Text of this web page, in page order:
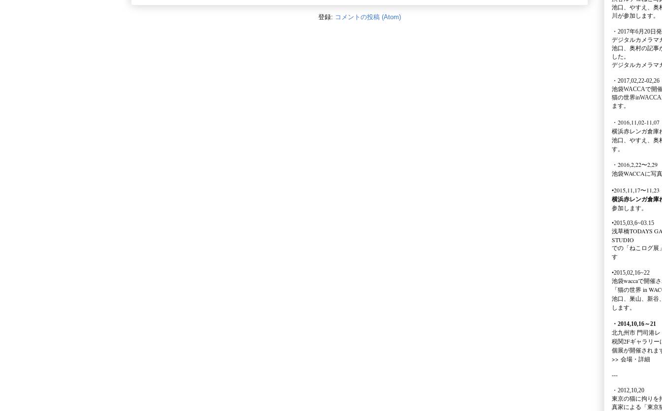
登録: コメントの投稿 (Atom)
池口、やすえ、奥
川が参加します。
・2017年6月20日
デジタルカメラマ
池口、奥村の記事
した。
デジタルカメラマ
・2017,02,22-02,26
池袋WACCAで開
猫の世界
ます。
・2016,11,02-11,07
横浜赤レンガ倉庫
池口、やすえ、奥
す。
・2016,2,22〜2,29
池袋WACCAに写
•2015,11,17〜11,23
横浜赤レンガ倉庫
参加します。
•2015,03,6~03.15
浅草橋TODAYS
STUDIO
での 「ねこログ展
す
•2015,02,16~22
池袋waccaで開催
「猫の世界 in
池口、巣山、新谷
します。
・2014,10,16～21
北九州市 門司港
税関2Fギャラリー
個展が開催されま
>> 会場・詳細
---
・2012,10,20
東京の猫に拘りを
真家による 「東